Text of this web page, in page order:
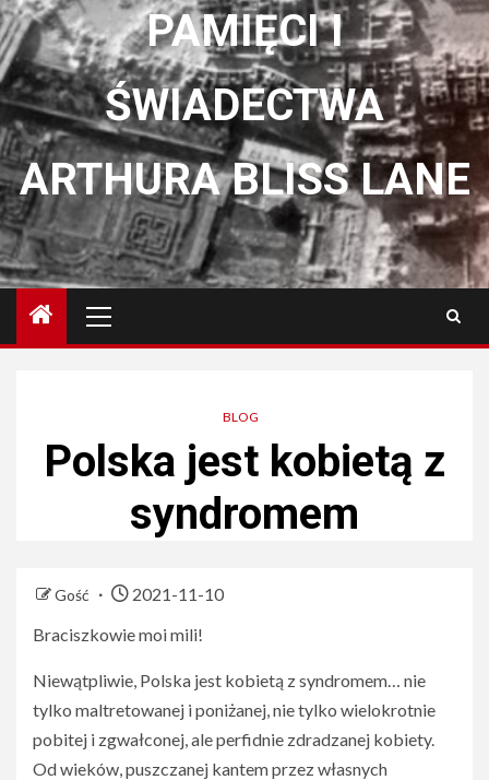
PAMIĘCI I
ŚWIADECTWA
ARTHURA BLISS LANE
główne
BLOG
Polska jest kobietą z
syndromem
Gość
2021-11-10
Braciszkowie moi mili!
Niewątpliwie, Polska jest kobietą z syndromem… nie
tylko maltretowanej i poniżanej, nie tylko wielokrotnie
pobitej i zgwałconej, ale perfidnie zdradzanej kobiety.
Od wieków, puszczanej kantem przez własnych